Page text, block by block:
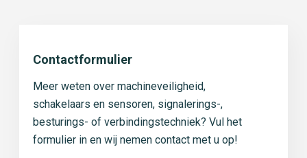
Contactformulier
Meer weten over machineveiligheid,
schakelaars en sensoren, signalerings-,
besturings- of verbindingstechniek? Vul het
formulier in en wij nemen contact met u op!